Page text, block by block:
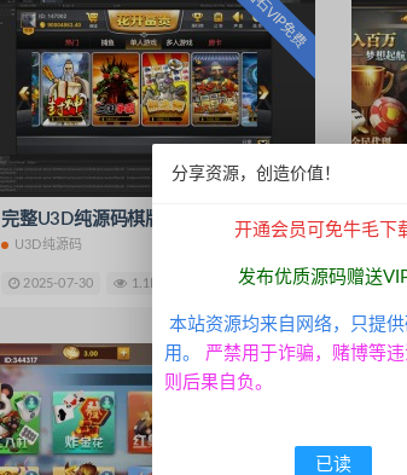
钻石VIP免费
完整U3D纯源码棋牌服务端客户端源码
U3D纯源码
2025-07-30 1.1K
钻石VIP免费
分享资源，创造价值！
开通会员可免牛毛下
发布优质源码赠送VIP
本站资源均来自网络，只提
用。
严禁用于诈骗，赌博等
则后果自负。
已读